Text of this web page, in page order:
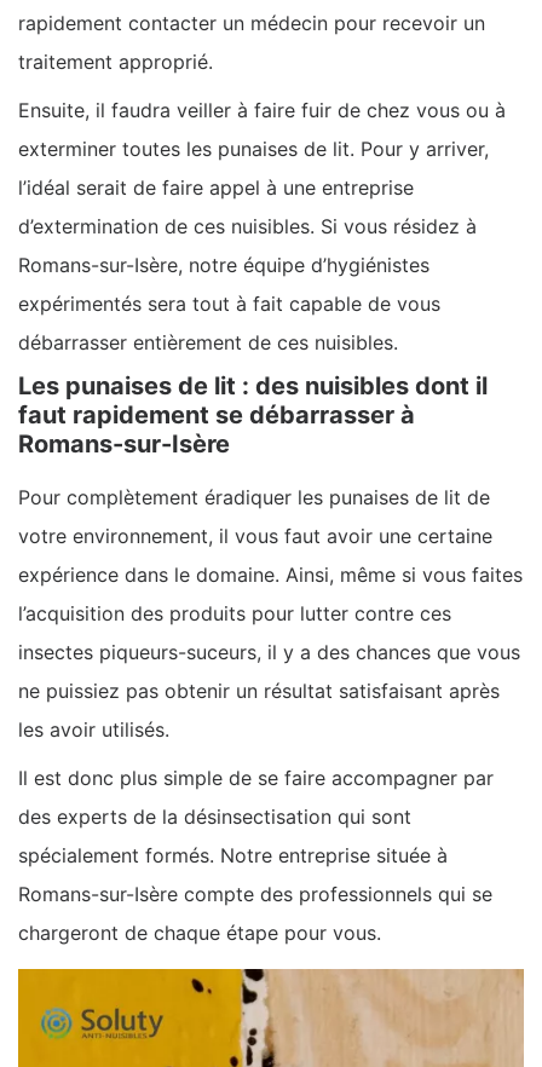
rapidement contacter un médecin pour recevoir un
traitement approprié.
Ensuite, il faudra veiller à faire fuir de chez vous ou à
exterminer toutes les punaises de lit. Pour y arriver,
l’idéal serait de faire appel à une entreprise
d’extermination de ces nuisibles. Si vous résidez à
Romans-sur-Isère, notre équipe d’hygiénistes
expérimentés sera tout à fait capable de vous
débarrasser entièrement de ces nuisibles.
Les punaises de lit : des nuisibles dont il
faut rapidement se débarrasser à
Romans-sur-Isère
Pour complètement éradiquer les punaises de lit de
votre environnement, il vous faut avoir une certaine
expérience dans le domaine. Ainsi, même si vous faites
l’acquisition des produits pour lutter contre ces
insectes piqueurs-suceurs, il y a des chances que vous
ne puissiez pas obtenir un résultat satisfaisant après
les avoir utilisés.
Il est donc plus simple de se faire accompagner par
des experts de la désinsectisation qui sont
spécialement formés. Notre entreprise située à
Romans-sur-Isère compte des professionnels qui se
chargeront de chaque étape pour vous.